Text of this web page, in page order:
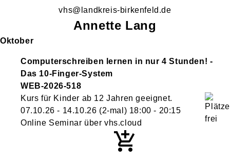
vhs@landkreis-birkenfeld.de
Annette Lang
Oktober
Computerschreiben lernen in nur 4 Stunden! -
Das 10-Finger-System
WEB-2026-518
Kurs für Kinder ab 12 Jahren geeignet.
07.10.26 - 14.10.26 (2-mal) 18:00 - 20:15
Online Seminar über vhs.cloud